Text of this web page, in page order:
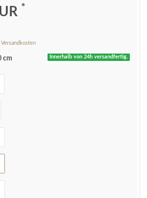
*
Versandkosten
Innerhalb von 24h versandfertig.
cm